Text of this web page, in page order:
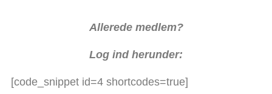
Allerede medlem?
Log ind herunder:
[code_snippet id=4 shortcodes=true]